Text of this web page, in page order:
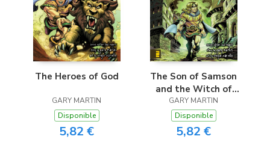
The Heroes of God
GARY MARTIN
Disponible
5,82 €
The Son of Samson
and the Witch of
Endor
GARY MARTIN
Disponible
5,82 €